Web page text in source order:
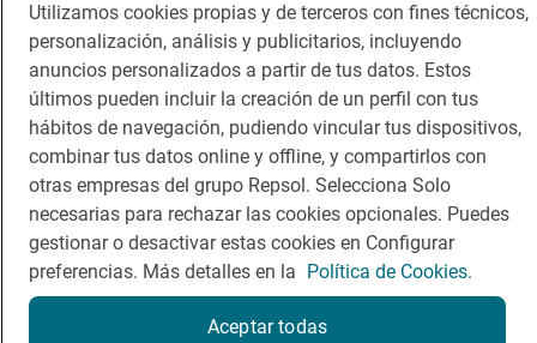
Política de privacidad Política de cookies Nota legal
Condiciones del servicio
© Repsol S.A. 2000- 2026
Utilizamos cookies propias y de terceros con fines técnicos,
personalización, análisis y publicitarios, incluyendo
anuncios personalizados a partir de tus datos. Estos
últimos pueden incluir la creación de un perfil con tus
hábitos de navegación, pudiendo vincular tus dispositivos,
combinar tus datos online y offline, y compartirlos con
otras empresas del grupo Repsol. Selecciona Solo
necesarias para rechazar las cookies opcionales. Puedes
gestionar o desactivar estas cookies en Configurar
preferencias. Más detalles en la Política de Cookies.
Aceptar todas